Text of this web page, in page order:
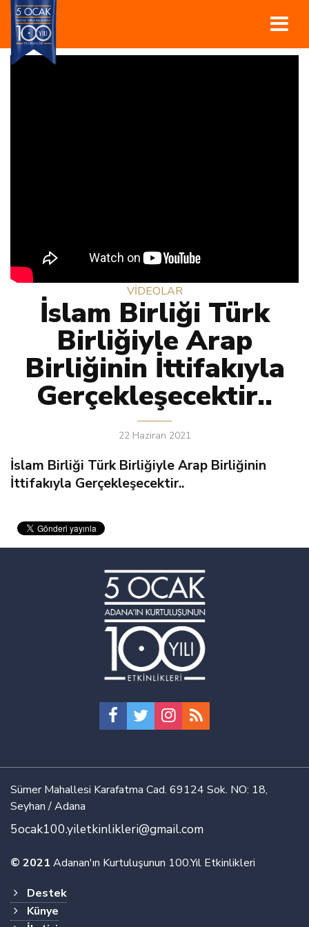
VİDEOLAR
İslam Birliği Türk
Birliğiyle Arap
Birliğinin İttifakıyla
Gerçekleşecektir..
22 Haziran 2021
İslam Birliği Türk Birliğiyle Arap Birliğinin
İttifakıyla Gerçekleşecektir..
Sümer Mahallesi Karafatma Cad. 69124 Sok. NO: 18,
Seyhan / Adana
5ocak100.yiletkinlikleri@gmail.com
© 2021 Adanan'ın Kurtuluşunun 100.Yıl Etkinlikleri
Destek
Künye